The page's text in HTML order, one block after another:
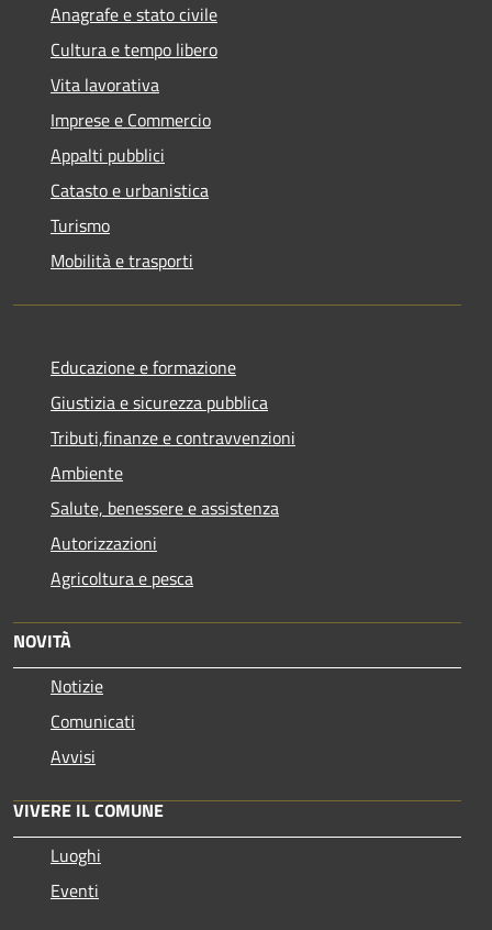
Anagrafe e stato civile
Cultura e tempo libero
Vita lavorativa
Imprese e Commercio
Appalti pubblici
Catasto e urbanistica
Turismo
Mobilità e trasporti
Educazione e formazione
Giustizia e sicurezza pubblica
Tributi,finanze e contravvenzioni
Ambiente
Salute, benessere e assistenza
Autorizzazioni
Agricoltura e pesca
NOVITÀ
Notizie
Comunicati
Avvisi
VIVERE IL COMUNE
Luoghi
Eventi